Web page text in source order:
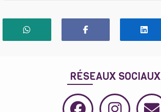
RÉSEAUX SOCIAUX